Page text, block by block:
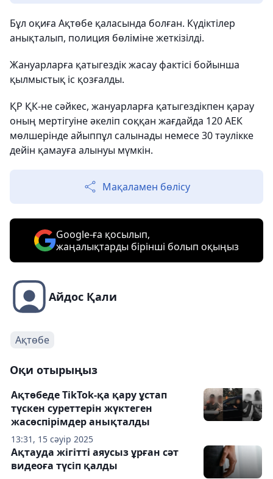
Бұл оқиға Ақтөбе қаласында болған. Күдіктілер
анықталып, полиция бөліміне жеткізілді.
Жануарларға қатыгездік жасау фактісі бойынша
қылмыстық іс қозғалды.
ҚР ҚК-не сәйкес, жануарларға қатыгездікпен қарау
оның мертігуіне әкеліп соққан жағдайда 120 АЕК
мөлшерінде айыппұл салынады немесе 30 тәулікке
дейін қамауға алынуы мүмкін.
Мақаламен бөлісу
Google-ға қосылып,
жаңалықтарды бірінші болып оқыңыз
Айдос Қали
Ақтөбе
Оқи отырыңыз
13:31, 15 сәуір 2025
Ақтөбеде TikTok-қа қару ұстап
түскен суреттерін жүктеген
жасөспірімдер анықталды
Ақтауда жігітті аяусыз ұрған сәт
видеоға түсіп қалды